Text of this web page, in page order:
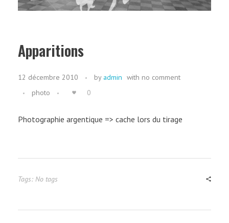
Apparitions
12 décembre 2010 by admin with no comment
photo
0
Photographie argentique => cache lors du tirage
Tags: No tags